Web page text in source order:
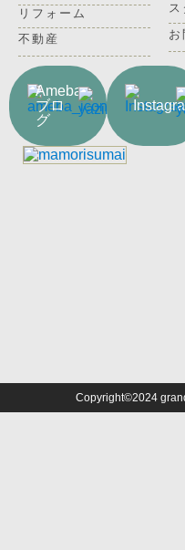
リフォーム
不動産
ス
お
Ameba
ブロ
グ
Copyright©2024